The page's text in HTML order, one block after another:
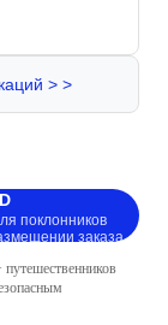
> >
поклонников
заказа.